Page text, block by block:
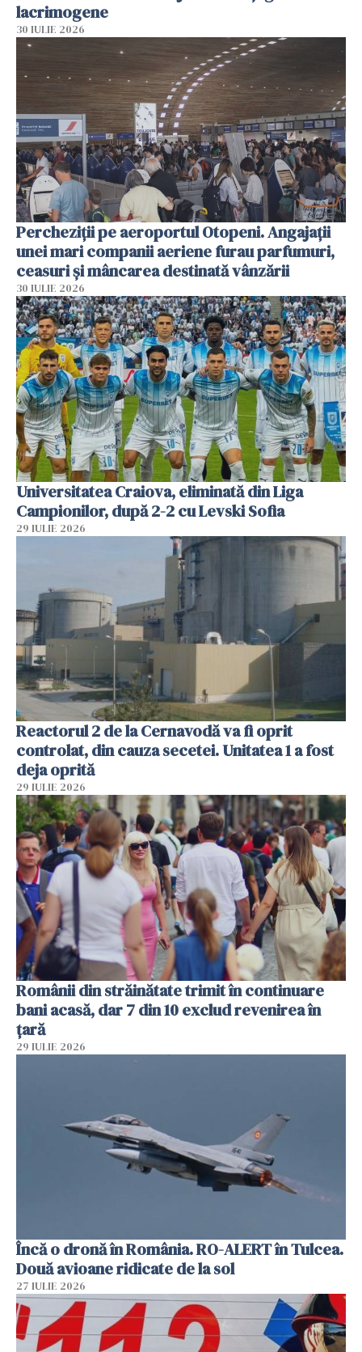
lacrimogene
30 IULIE 2026
Percheziții pe aeroportul Otopeni. Angajații
unei mari companii aeriene furau parfumuri,
ceasuri și mâncarea destinată vânzării
30 IULIE 2026
Universitatea Craiova, eliminată din Liga
Campionilor, după 2-2 cu Levski Sofia
29 IULIE 2026
Reactorul 2 de la Cernavodă va fi oprit
controlat, din cauza secetei. Unitatea 1 a fost
deja oprită
29 IULIE 2026
Românii din străinătate trimit în continuare
bani acasă, dar 7 din 10 exclud revenirea în
țară
29 IULIE 2026
Încă o dronă în România. RO-ALERT în Tulcea.
Două avioane ridicate de la sol
27 IULIE 2026